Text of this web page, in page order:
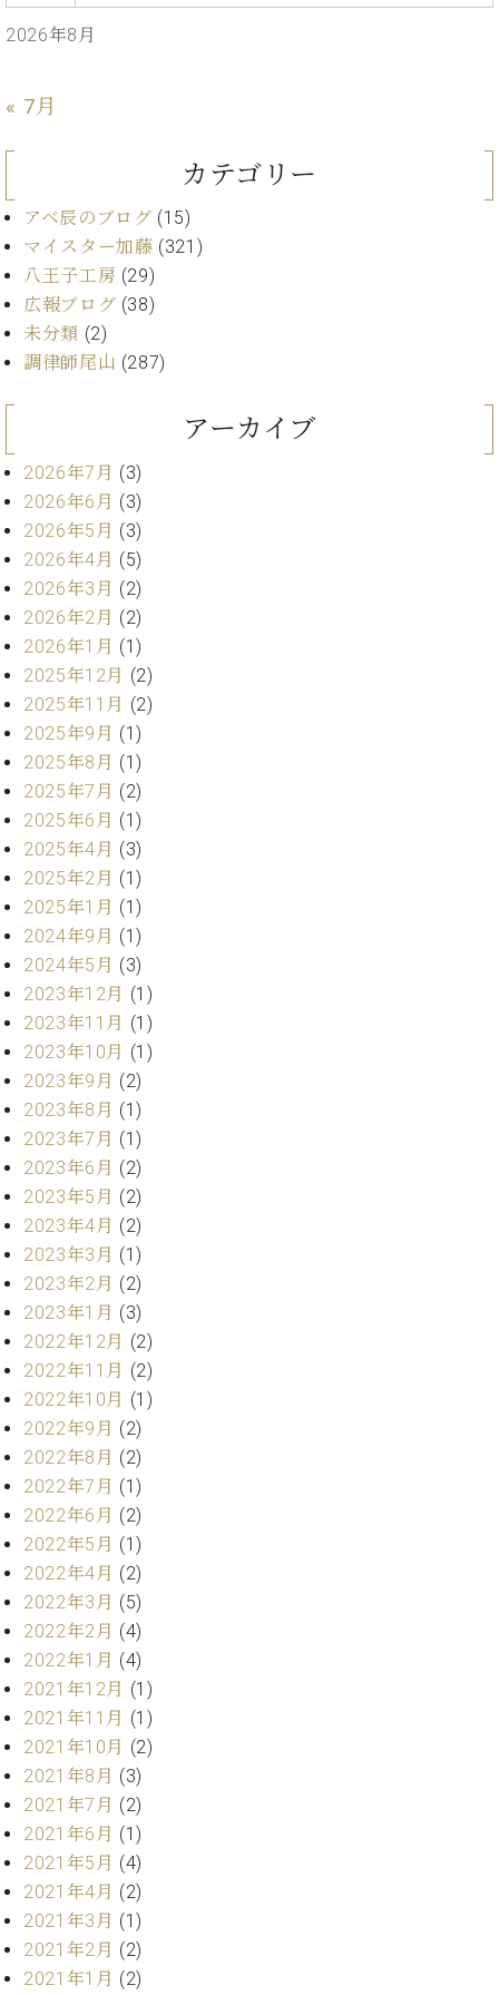
ラ
ヒ
シ
ュ
イ
ン
ミ
ー
W.
ホ
フ
マ
ン
プ
ロ
フ
ェ
ッ
シ
ョ
ナ
ル
W.
ホ
フ
マ
ン
ト
ラ
デ
ィ
シ
ョ
ン
W.
ホ
フ
マ
ン
ヴ
ィ
ジ
ョ
ン
C.BECHSTEIN
Digital(ベ
ヒ
シ
ュ
タ
イ
ン
デ
ジ
タ
ル)
室
ピ
の
ル
ジ
ュ
ア
ク
ス
京の
ご案
内
お
問
い
合
わ
社
：
八
王
子
・
技
術
営
業
セ
ン
ー
ス
タ
ッ
フ
ご
挨
技
術
者
紹
介
展示
情報
【ユ
ーロ
ピア
ノ特
選中
イ
ベ
ン
ト
情
八
王
子
工
房
ブ
グ
ア
2026年8月
« 7月
カテゴリー
アベ辰のブログ (15)
マイスター加藤 (321)
八王子工房 (29)
広報ブログ (38)
未分類 (2)
調律師尾山 (287)
アーカイブ
2026年7月 (3)
2026年6月 (3)
2026年5月 (3)
2026年4月 (5)
2026年3月 (2)
2026年2月 (2)
2026年1月 (1)
2025年12月 (2)
2025年11月 (2)
2025年9月 (1)
2025年8月 (1)
2025年7月 (2)
2025年6月 (1)
2025年4月 (3)
2025年2月 (1)
2025年1月 (1)
2024年9月 (1)
2024年5月 (3)
2023年12月 (1)
2023年11月 (1)
2023年10月 (1)
2023年9月 (2)
2023年8月 (1)
2023年7月 (1)
2023年6月 (2)
2023年5月 (2)
2023年4月 (2)
2023年3月 (1)
2023年2月 (2)
2023年1月 (3)
2022年12月 (2)
2022年11月 (2)
2022年10月 (1)
2022年9月 (2)
2022年8月 (2)
2022年7月 (1)
2022年6月 (2)
2022年5月 (1)
2022年4月 (2)
2022年3月 (5)
2022年2月 (4)
2022年1月 (4)
2021年12月 (1)
2021年11月 (1)
2021年10月 (2)
2021年8月 (3)
2021年7月 (2)
2021年6月 (1)
2021年5月 (4)
2021年4月 (2)
2021年3月 (1)
2021年2月 (2)
2021年1月 (2)